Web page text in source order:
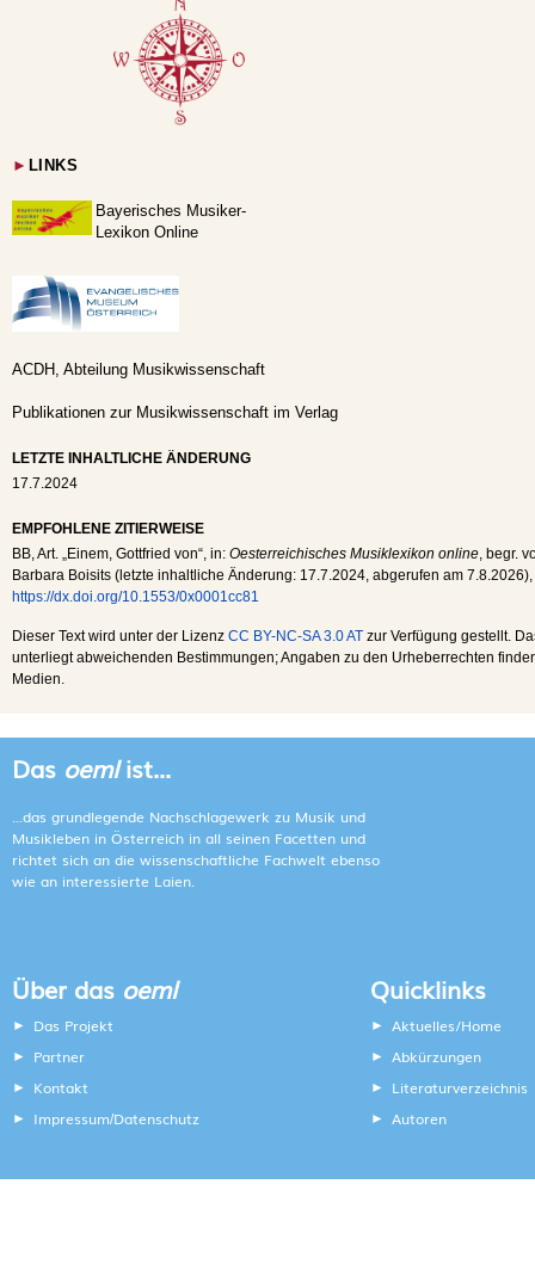
► LINKS
Bayerisches Musiker-
Lexikon Online
ACDH, Abteilung Musikwissenschaft
Publikationen zur Musikwissenschaft im Verlag
LETZTE INHALTLICHE ÄNDERUNG
17.7.2024
EMPFOHLENE ZITIERWEISE
BB , Art. „Einem, Gottfried von“, in: Oesterreichisches Musiklexikon online , begr.
Barbara Boisits (letzte inhaltliche Änderung: 17.7.2024 , abgerufen am 7.8.2026),
https://dx.doi.org/10.1553/0x0001cc81
Dieser Text wird unter der Lizenz CC BY-NC-SA 3.0 AT zur Verfügung gestellt.
unterliegt abweichenden Bestimmungen; Angaben zu den Urheberrechten
Medien.
Das oemlist...
...das grundlegende Nachschlagewerk zu Musik und
Musikleben in Österreich in all seinen Facetten und
richtet sich an die wissenschaftliche Fachwelt ebenso
wie an interessierte Laien.
Über das oeml
Das Projekt
Partner
Kontakt
Impressum/Datenschutz
Quicklinks
Aktuelles/Home
Abkürzungen
Literaturverzeichnis
Autoren